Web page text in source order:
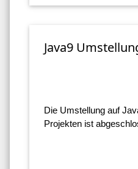
Java9
Die Umstellung auf
Projekten ist